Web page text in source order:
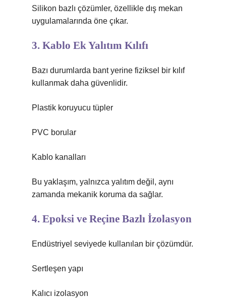
Silikon bazlı çözümler, özellikle dış mekan
uygulamalarında öne çıkar.
3. Kablo Ek Yalıtım Kılıfı
Bazı durumlarda bant yerine fiziksel bir kılıf
kullanmak daha güvenlidir.
Plastik koruyucu tüpler
PVC borular
Kablo kanalları
Bu yaklaşım, yalnızca yalıtım değil, aynı
zamanda mekanik koruma da sağlar.
4. Epoksi ve Reçine Bazlı İzolasyon
Endüstriyel seviyede kullanılan bir çözümdür.
Sertleşen yapı
Kalıcı izolasyon